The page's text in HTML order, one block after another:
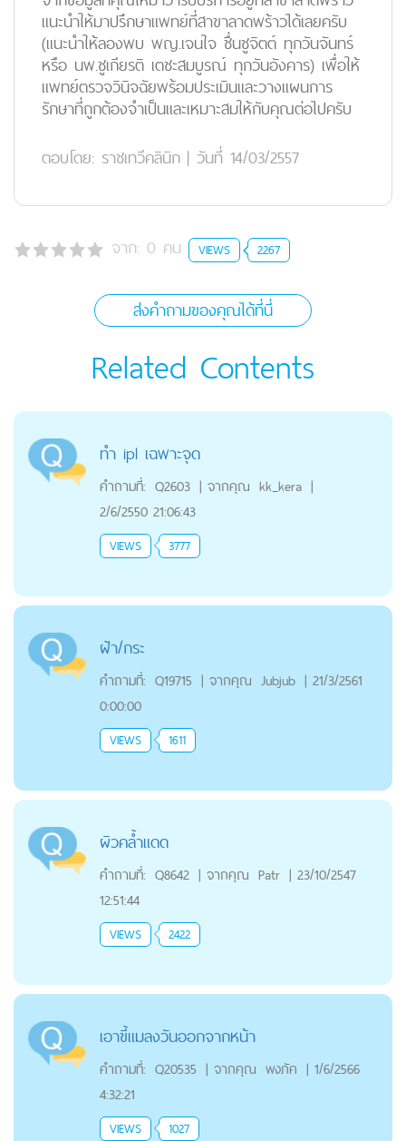
แนะนำให้มาปรึกษาแพทย์ที่สาขาลาดพร้าวได้เลยครับ
(แนะนำให้ลองพบ พญ.เจนใจ ชื่นชูจิตต์ ทุกวันจันทร์
หรือ นพ.ชูเกียรติ เตชะสมบูรณ์ ทุกวันอังคาร) เพื่อให้
แพทย์ตรวจวินิจฉัยพร้อมประเมินและวางแผนการ
รักษาที่ถูกต้องจำเป็นและเหมาะสมให้กับคุณต่อไปครับ
ตอบโดย: ราชเทวีคลินิก | วันที่ 14/03/2557
จาก: 0 คน VIEWS 2267
ส่งคำถามของคุณได้ที่นี่
Related Contents
ทำ ipl เฉพาะจุด
คำถามที่: Q2603 | จากคุณ kk_kera |
2/6/2550 21:06:43
VIEWS 3777
ฝ้า/กระ
คำถามที่: Q19715 | จากคุณ Jubjub | 21/3/2561
0:00:00
VIEWS 1611
ผิวคล้ำแดด
คำถามที่: Q8642 | จากคุณ Patr | 23/10/2547
12:51:44
VIEWS 2422
เอาขี้แมลงวันออกจากหน้า
คำถามที่: Q20535 | จากคุณ พงภัค | 1/6/2566
4:32:21
VIEWS 1027